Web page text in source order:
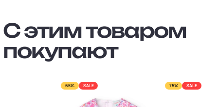
С этим товаром
покупают
65% SALE 75% SALE